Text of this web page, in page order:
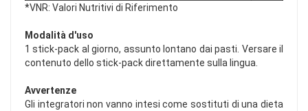
*VNR: Valori Nutritivi di Riferimento
Modalità d'uso
1 stick-pack al giorno, assunto lontano dai pasti. Versare il
contenuto dello stick-pack direttamente sulla lingua.
Avvertenze
Gli integratori non vanno intesi come sostituti di una dieta